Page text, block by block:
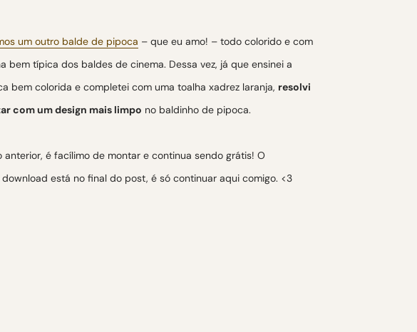
um outro balde de pipoca – que eu amo! – todo colorido e com
bem típica dos baldes de cinema. Dessa vez, já que ensinei a
bem colorida e completei com uma toalha xadrez laranja, resolvi
com um design mais limpo no baldinho de pipoca.
anterior, é facílimo de montar e continua sendo grátis! O
está no final do post, é só continuar aqui comigo. <3